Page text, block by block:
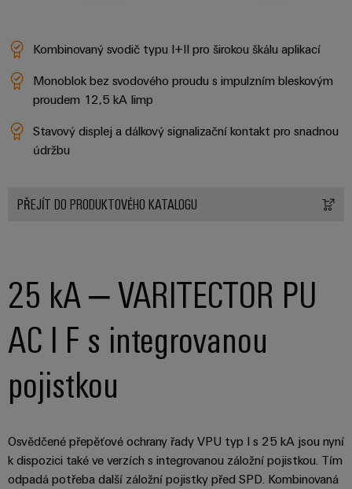
Kombinovaný svodič typu I+II pro širokou škálu aplikací
Monoblok bez svodového proudu s impulzním bleskovým
proudem 12,5 kA Iimp
Stavový displej a dálkový signalizační kontakt pro snadnou
údržbu
PŘEJÍT DO PRODUKTOVÉHO KATALOGU
25 kA – VARITECTOR PU
AC I F s integrovanou
pojistkou
Osvědčené přepěťové ochrany řady VPU typ I s 25 kA jsou nyní
k dispozici také ve verzích s integrovanou záložní pojistkou. Tím
odpadá potřeba další záložní pojistky před SPD. Kombinovaná